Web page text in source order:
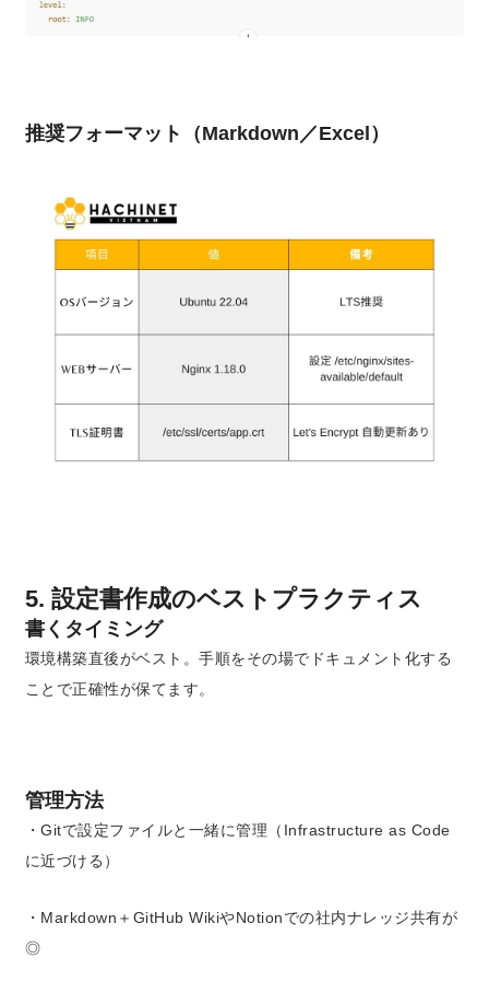
推奨フォーマット（Markdown／Excel）
5. 設定書作成のベストプラクティス
書くタイミング
環境構築直後がベスト。手順をその場でドキュメント化する
ことで正確性が保てます。
管理方法
・Gitで設定ファイルと一緒に管理（Infrastructure as Code
に近づける）
・Markdown＋GitHub WikiやNotionでの社内ナレッジ共有が
◎